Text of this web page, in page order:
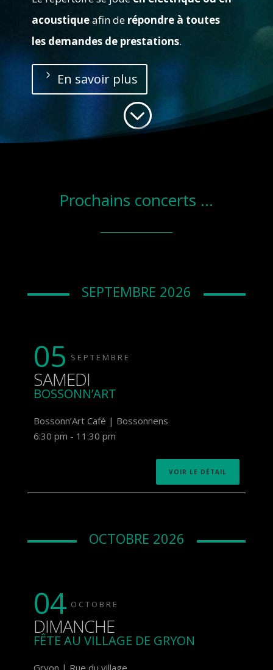
acoustiqueafin de répondre à toutes
les demandes de prestations.
En savoir plus
;
Prochains concerts …
SEPTEMBRE 2026
05 SEPTEMBRE
SAMEDI
BOSSONN’ART
Bossonn’Art Café | Bossonnens
6:30 pm - 11:30 pm
VOIR LE DÉTAIL
OCTOBRE 2026
04 OCTOBRE
DIMANCHE
FÊTE AU VILLAGE DE GRYON